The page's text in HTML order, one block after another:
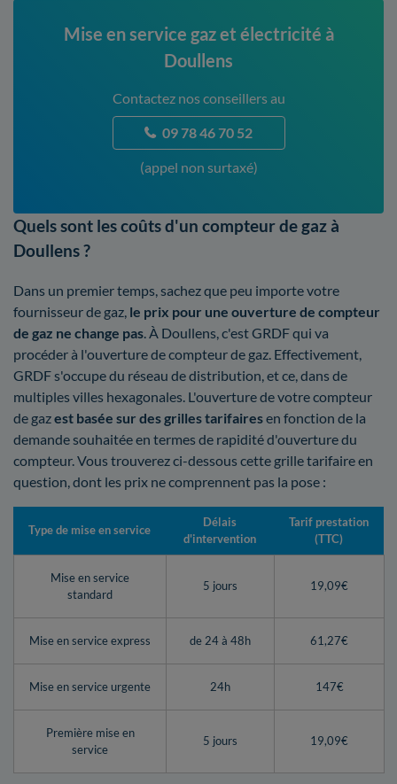
Mise en service gaz et électricité à
Doullens
Contactez nos conseillers au
09 78 46 70 52
(appel non surtaxé)
Quels sont les coûts d'un compteur de gaz à
Doullens ?
Dans un premier temps, sachez que peu importe votre
fournisseur de gaz, le prix pour une ouverture de compteur
de gaz ne change pas. À Doullens, c'est GRDF qui va
procéder à l'ouverture de compteur de gaz. Effectivement,
GRDF s'occupe du réseau de distribution, et ce, dans de
multiples villes hexagonales. L'ouverture de votre compteur
de gazest basée sur des grilles tarifairesen fonction de la
demande souhaitée en termes de rapidité d'ouverture du
compteur. Vous trouverez ci-dessous cette grille tarifaire en
question, dont les prix ne comprennent pas la pose :
Type de mise en service
Délais
d'intervention
Tarif prestation
(TTC)
Mise en service
standard
5 jours 19,09€
Mise en service express de 24 à 48h 61,27€
Mise en service urgente 24h 147€
Première mise en
service
5 jours 19,09€